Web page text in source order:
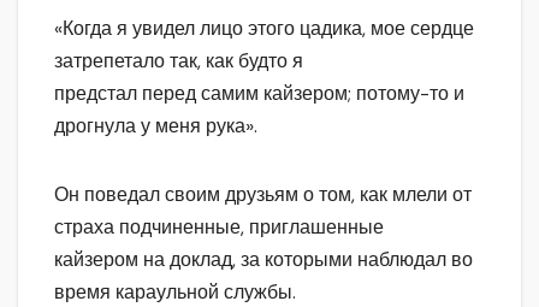
«Когда я увидел лицо этого цадика, мое сердце
затрепетало так, как будто я
предстал перед самим кайзером; потому-то и
дрогнула у меня рука».
Он поведал своим друзьям о том, как млели от
страха подчиненные, приглашенные
кайзером на доклад, за которыми наблюдал во
время караульной службы.